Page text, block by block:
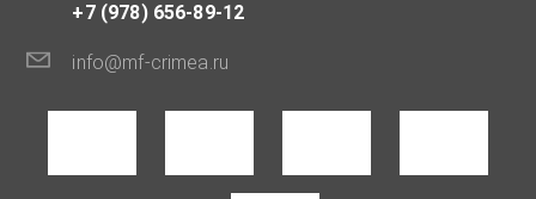
+7 (978) 656-89-12
info@mf-crimea.ru